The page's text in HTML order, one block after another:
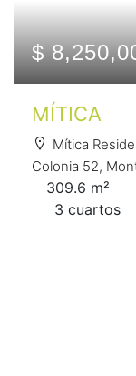
$
MÍTICA
Mítica
Colonia 52,
309.6 m²
3 сuartos